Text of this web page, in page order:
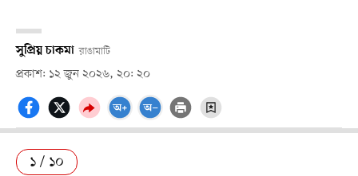
সুপ্রিয় চাকমা রাঙামাটি
প্রকাশ: ১২ জুন ২০২৬, ২০: ২০
১ / ১০